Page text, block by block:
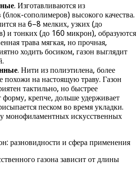
. Изготавливаются из
сополимеров) высокого качества.
на 6–8 мелких, узких (до
и тонких (до 160 микрон), образуются
трава мягкая, но прочная,
ходить босиком, газон выглядит
. Нити из полиэтилена, более
похожи на настоящую траву. Газон
тактильно, но быстрее
форму, крепче, дольше удерживает
песком во время укладки.
монофиламентных искусственных
газона зависит от длины